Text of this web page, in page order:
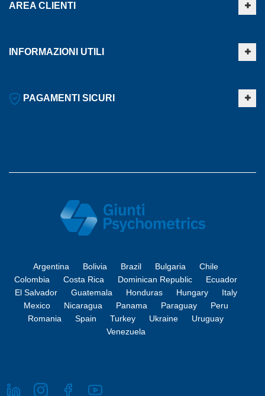
AREA CLIENTI
INFORMAZIONI UTILI
PAGAMENTI SICURI
Argentina Bolivia Brazil Bulgaria
Chile
Colombia
Costa Rica Dominican Republic
Ecuador
El Salvador
Guatemala Honduras Hungary
Italy
Mexico
Nicaragua Panama Paraguay
Peru
Romania
Spain Turkey Ukraine
Uruguay
Venezuela